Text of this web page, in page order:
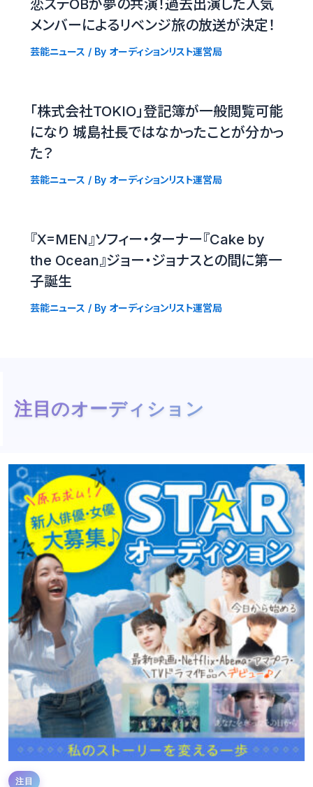
恋ステOBが夢の共演！過去出演した人気
メンバーによるリベンジ旅の放送が決定！
芸能ニュース / By オーディションリスト運営局
「株式会社TOKIO」登記簿が一般閲覧可能
になり 城島社長ではなかったことが分かっ
た？
芸能ニュース / By オーディションリスト運営局
『X=MEN』ソフィー・ターナー『Cake by
the Ocean』ジョー・ジョナスとの間に第一
子誕生
芸能ニュース / By オーディションリスト運営局
注目のオーディション
注目